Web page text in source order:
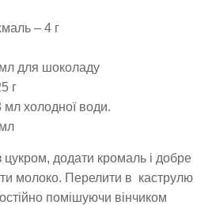
– 4 г
для шоколаду
г
холодної води.
цукром, додати кромаль і добре
молоко. Перелити в каструлю
помішуючи вінчиком